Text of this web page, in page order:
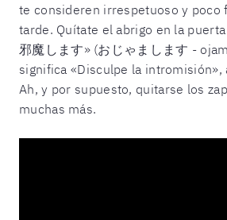
te consideren irrespetuoso y poco
tarde. Quítate el abrigo en la
邪魔します» (おじゃまします -
significa «Disculpe la intromisión»,
Ah, y por supuesto, quitarse los
muchas más.